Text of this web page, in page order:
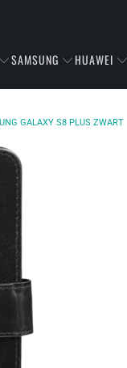
SAMSUNG HUAWEI
GALAXY S8 PLUS ZWART